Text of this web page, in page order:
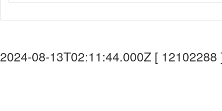
2024-08-13T02:11:44.000Z [ 12102288